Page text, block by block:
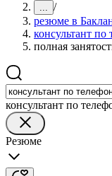
... /
резюме в
консультант по
полная
консультант по
Резюме